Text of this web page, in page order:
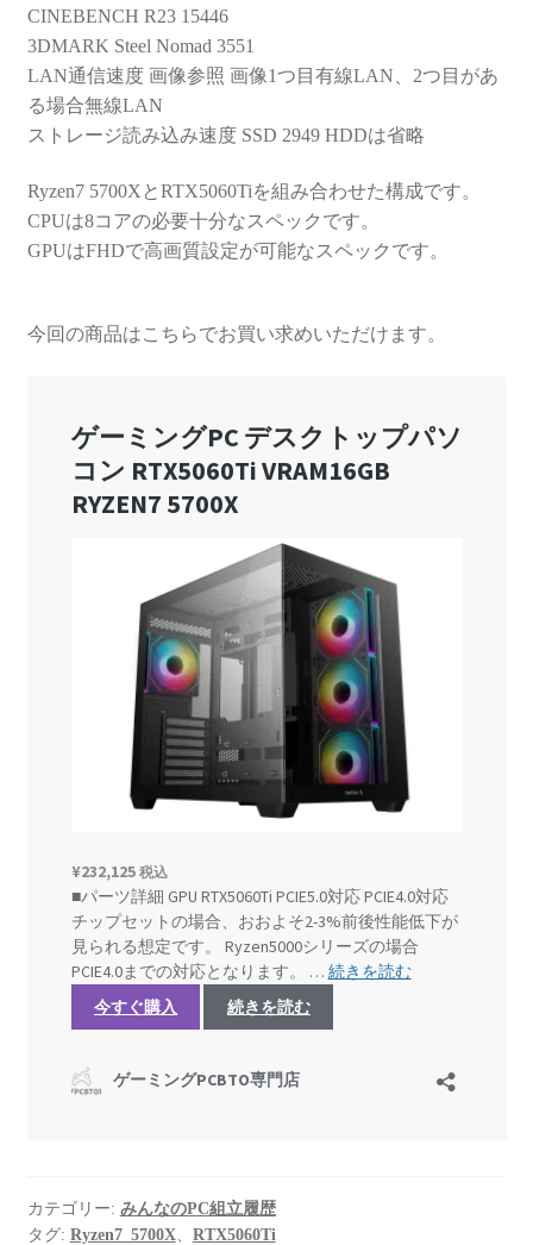
CINEBENCH R23 15446
3DMARK Steel Nomad 3551
LAN通信速度 画像参照 画像1つ目有線LAN、2つ目があ
る場合無線LAN
ストレージ読み込み速度 SSD 2949 HDDは省略
Ryzen7 5700XとRTX5060Tiを組み合わせた構成です。
CPUは8コアの必要十分なスペックです。
GPUはFHDで高画質設定が可能なスペックです。
今回の商品はこちらでお買い求めいただけます。
カテゴリー: みんなのPC組立履歴
タグ: Ryzen7_5700X、 RTX5060Ti